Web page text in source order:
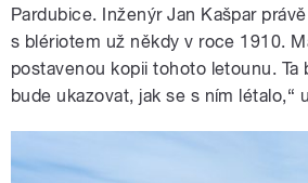
Pardubice. Inženýr Jan Kašpar
s blériotem už někdy v roce 1910.
postavenou kopii tohoto letounu. Ta
bude ukazovat, jak se s ním létalo,“